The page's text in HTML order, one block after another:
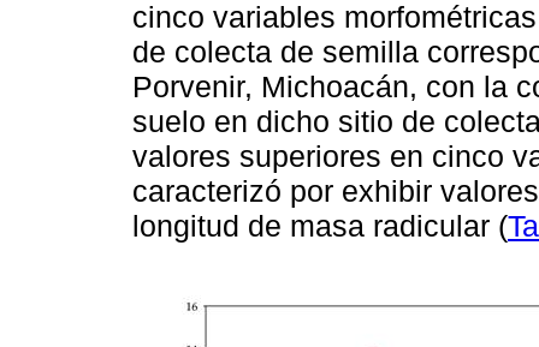
cinco variables
de colecta de semilla
Porvenir, Michoacán, con la
suelo en dicho sitio de
valores superiores en cinco
caracterizó por exhibir
longitud de masa radicular (